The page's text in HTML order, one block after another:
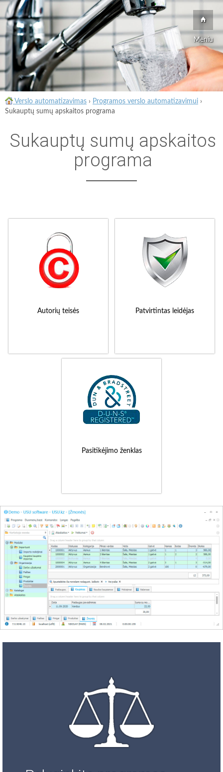
Meniu
Verslo automatizavimas › Programos verslo automatizavimui ›
Sukauptų sumų apskaitos programa
Sukauptų sumų apskaitos
programa
Autorių teisės Patvirtintas leidėjas
Pasitikėjimo ženklas